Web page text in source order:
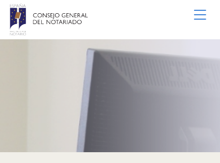
Saltar al contenido principal